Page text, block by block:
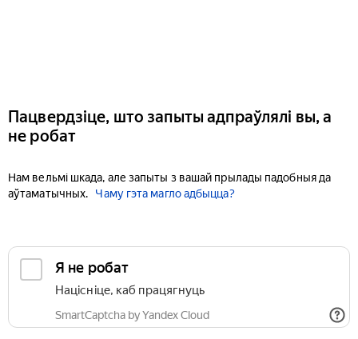
Пацвердзіце, што запыты адпраўлялі вы, а
не робат
Нам вельмі шкада, але запыты з вашай прылады падобныя да
аўтаматычных.
Чаму гэта магло адбыцца?
Я не робат
Націсніце, каб працягнуць
SmartCaptcha by Yandex Cloud